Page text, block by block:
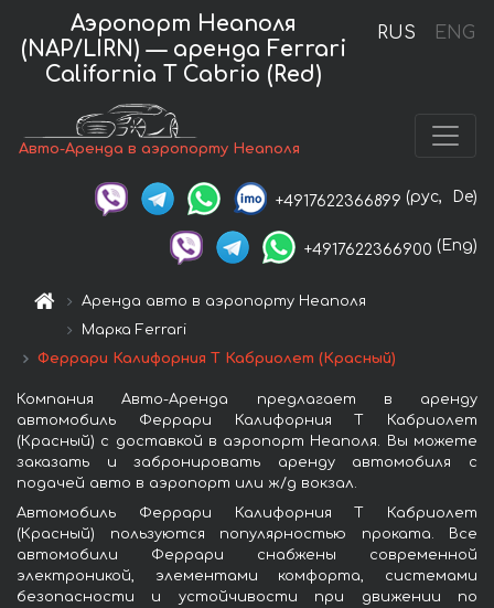
RUS ENG
Аэропорт Неаполя
(NAP/LIRN) — аренда Ferrari
California T Cabrio (Red)
Авто-Аренда в аэропорту Неаполя
+4917622366899 (рус, De)
+4917622366900 (Eng)
Аренда авто в аэропорту Неаполя
Марка Ferrari
Феррари Калифорния Т Кабриолет (Красный)
Компания Авто-Аренда предлагает в аренду
автомобиль Феррари Калифорния Т Кабриолет
(Красный) с доставкой в аэропорт Неаполя. Вы можете
заказать и забронировать аренду автомобиля с
подачей авто в аэропорт или ж/д вокзал.
Автомобиль Феррари Калифорния Т Кабриолет
(Красный) пользуются популярностью проката. Все
автомобили Феррари снабжены современной
электроникой, элементами комфорта, системами
безопасности и устойчивости при движении по